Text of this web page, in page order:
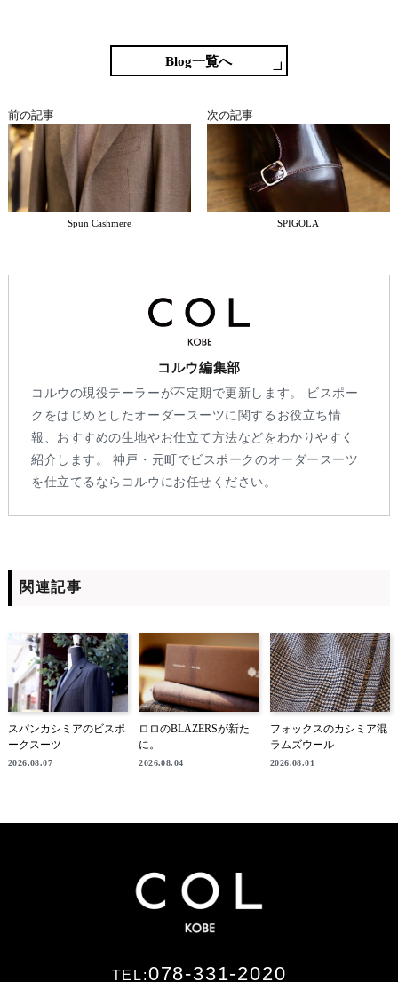
bo
ok
tte
r
en
a
ke
t
Blog一覧へ
前の記事
Spun Cashmere
次の記事
SPIGOLA
コルウ編集部
コルウの現役テーラーが不定期で更新します。 ビスポー
クをはじめとしたオーダースーツに関するお役立ち情
報、おすすめの生地やお仕立て方法などをわかりやすく
紹介します。 神戸・元町でビスポークのオーダースーツ
を仕立てるならコルウにお任せください。
関連記事
スパンカシミアのビスポ
ークスーツ
2026.08.07
ロロのBLAZERSが新た
に。
2026.08.04
フォックスのカシミア混
ラムズウール
2026.08.01
TEL:078-331-2020